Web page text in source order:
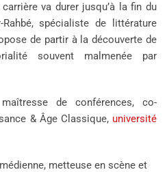
va durer jusqu’à la fin du
spécialiste de littérature
de partir à la découverte de
souvent malmenée par
de conférences, co-
&Âge Classique, université
metteuse en scène et